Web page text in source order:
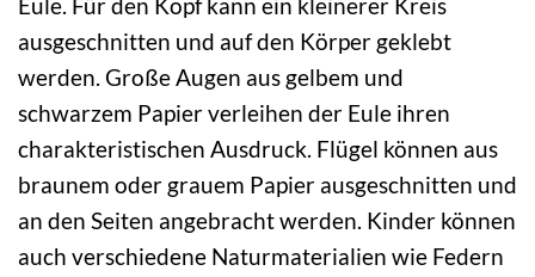
ausgeschnitten und auf den Körper geklebt
werden. Große Augen aus gelbem und
schwarzem Papier verleihen der Eule ihren
charakteristischen Ausdruck. Flügel können aus
braunem oder grauem Papier ausgeschnitten und
an den Seiten angebracht werden. Kinder können
auch verschiedene Naturmaterialien wie Federn